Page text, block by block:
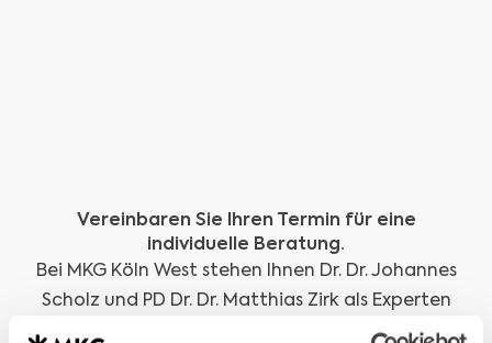
Vereinbaren Sie Ihren Termin für eine
individuelle Beratung.
Bei MKG Köln West stehen Ihnen Dr. Dr. Johannes
Scholz und PD Dr. Dr. Matthias Zirk als Experten
für Mund-, Kiefer- und Gesichtschirurgie zur